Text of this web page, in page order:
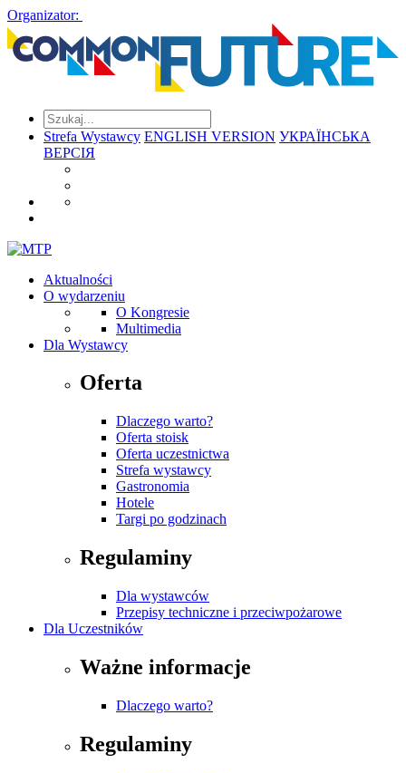
Organizator:
Strefa Wystawcy ENGLISH VERSION УКРАЇНСЬКА
ВЕРСІЯ
Aktualności
O wydarzeniu
O Kongresie
Multimedia
Dla Wystawcy
Oferta
Dlaczego warto?
Oferta stoisk
Oferta uczestnictwa
Strefa wystawcy
Gastronomia
Hotele
Targi po godzinach
Regulaminy
Dla wystawców
Przepisy techniczne i przeciwpożarowe
Dla Uczestników
Ważne informacje
Dlaczego warto?
Regulaminy